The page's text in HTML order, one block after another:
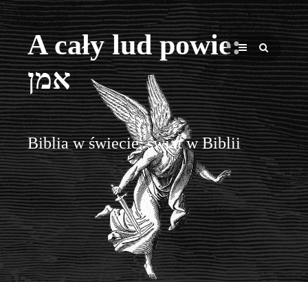
A cały lud powie:
אמן
Biblia w świecie, świat w Biblii